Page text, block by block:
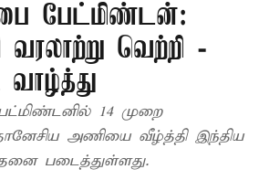
பேட்மிண்டன்:
வெற்றி -
வாழ்த்து
14 முறை
அணியை வீழ்த்தி இந்திய
படைத்துள்ளது.